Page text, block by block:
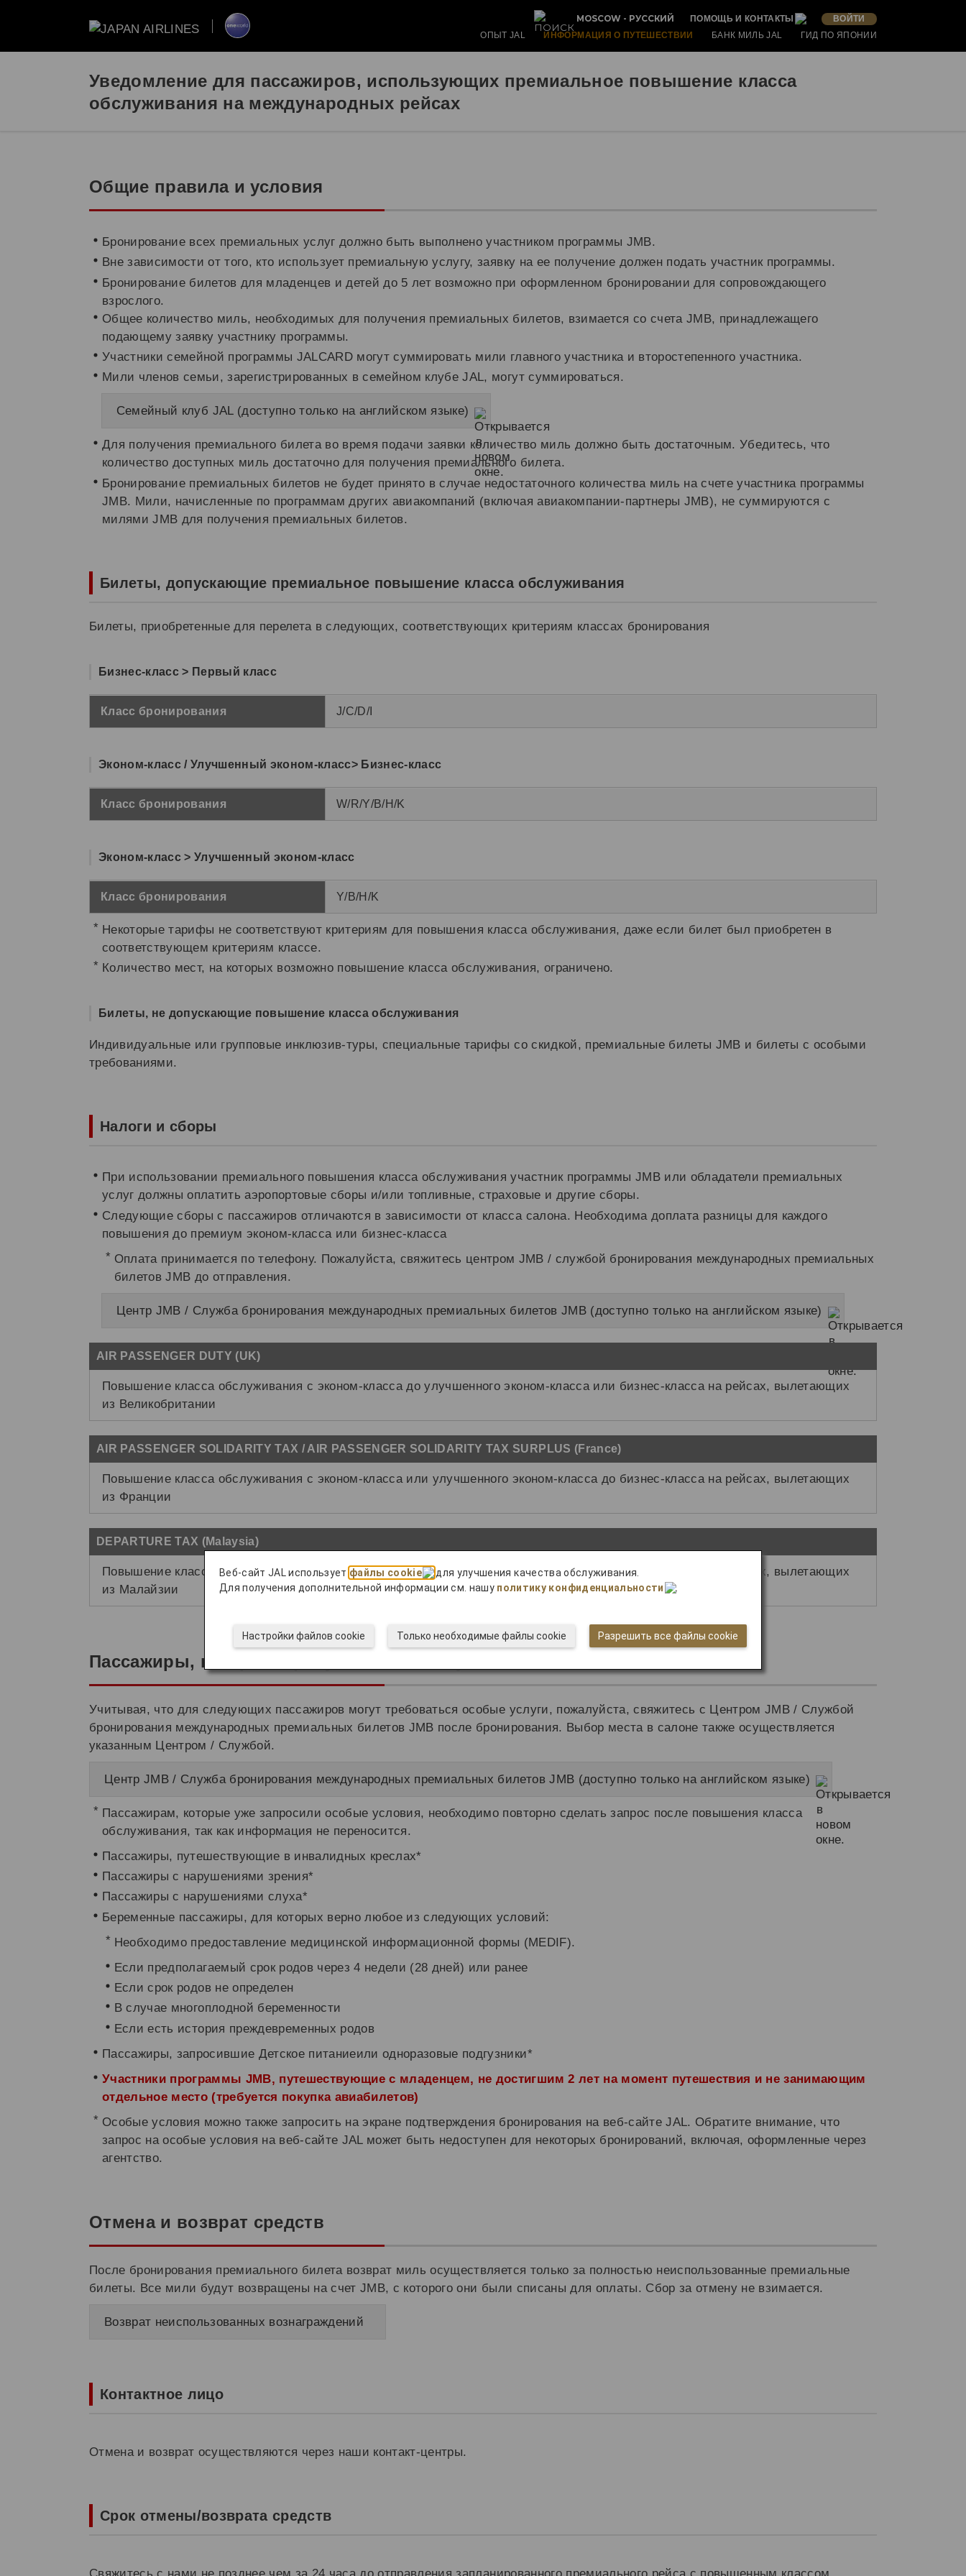
MOSCOW - РУССКИЙ ПОМОЩЬ И КОНТАКТЫ ВОЙТИ
ОПЫТ JAL ИНФОРМАЦИЯ О ПУТЕШЕСТВИИ БАНК МИЛЬ JAL ГИД ПО ЯПОНИИ
Уведомление для пассажиров, использующих премиальное повышение класса
обслуживания на международных рейсах
Общие правила и условия
Бронирование всех премиальных услуг должно быть выполнено участником программы JMB.
Вне зависимости от того, кто использует премиальную услугу, заявку на ее получение должен подать участник программы.
Бронирование билетов для младенцев и детей до 5 лет возможно при оформленном бронировании для сопровождающего
взрослого.
Общее количество миль, необходимых для получения премиальных билетов, взимается со счета JMB, принадлежащего
подающему заявку участнику программы.
Участники семейной программы JALCARD могут суммировать мили главного участника и второстепенного участника.
Мили членов семьи, зарегистрированных в семейном клубе JAL, могут суммироваться.
Семейный клуб JAL (доступно только на английском языке)
Для получения премиального билета во время подачи заявки количество миль должно быть достаточным. Убедитесь, что
количество доступных миль достаточно для получения премиального билета.
Бронирование премиальных билетов не будет принято в случае недостаточного количества миль на счете участника программы
JMB. Мили, начисленные по программам других авиакомпаний (включая авиакомпании-партнеры JMB), не суммируются с
милями JMB для получения премиальных билетов.
Билеты, допускающие премиальное повышение класса обслуживания
Билеты, приобретенные для перелета в следующих, соответствующих критериям классах бронирования
Бизнес-класс > Первый класс
Класс бронирования J/C/D/I
Эконом-класс / Улучшенный эконом-класс> Бизнес-класс
Класс бронирования W/R/Y/B/H/K
Эконом-класс > Улучшенный эконом-класс
Класс бронирования Y/B/H/K
Некоторые тарифы не соответствуют критериям для повышения класса обслуживания, даже если билет был приобретен в
соответствующем критериям классе.
Количество мест, на которых возможно повышение класса обслуживания, ограничено.
Билеты, не допускающие повышение класса обслуживания
Индивидуальные или групповые инклюзив-туры, специальные тарифы со скидкой, премиальные билеты JMB и билеты с особыми
требованиями.
Налоги и сборы
При использовании премиального повышения класса обслуживания участник программы JMB или обладатели премиальных
услуг должны оплатить аэропортовые сборы и/или топливные, страховые и другие сборы.
Следующие сборы с пассажиров отличаются в зависимости от класса салона. Необходима доплата разницы для каждого
повышения до премиум эконом-класса или бизнес-класса
Оплата принимается по телефону. Пожалуйста, свяжитесь центром JMB / службой бронирования международных премиальных
билетов JMB до отправления.
Центр JMB / Служба бронирования международных премиальных билетов JMB (доступно только на английском языке)
AIR PASSENGER DUTY (UK)
Повышение класса обслуживания с эконом-класса до улучшенного эконом-класса или бизнес-класса на рейсах, вылетающих
из Великобритании
AIR PASSENGER SOLIDARITY TAX / AIR PASSENGER SOLIDARITY TAX SURPLUS (France)
Повышение класса обслуживания с эконом-класса или улучшенного эконом-класса до бизнес-класса на рейсах, вылетающих
из Франции
DEPARTURE TAX (Malaysia)
Повышение класса обслуживания с эконом-класса или улучшенного эконом-класса до бизнес-класса на рейсах, вылетающих
из Малайзии
Пассажиры, которым требуются особые условия
Учитывая, что для следующих пассажиров могут требоваться особые услуги, пожалуйста, свяжитесь с Центром JMB / Службой
бронирования международных премиальных билетов JMB после бронирования. Выбор места в салоне также осуществляется
указанным Центром / Службой.
Центр JMB / Служба бронирования международных премиальных билетов JMB (доступно только на английском языке)
Пассажирам, которые уже запросили особые условия, необходимо повторно сделать запрос после повышения класса
обслуживания, так как информация не переносится.
Пассажиры, путешествующие в инвалидных креслах*
Пассажиры с нарушениями зрения*
Пассажиры с нарушениями слуха*
Беременные пассажиры, для которых верно любое из следующих условий:
Необходимо предоставление медицинской информационной формы (MEDIF).
Если предполагаемый срок родов через 4 недели (28 дней) или ранее
Если срок родов не определен
В случае многоплодной беременности
Если есть история преждевременных родов
Пассажиры, запросившие Детское питаниеили одноразовые подгузники*
Участники программы JMB, путешествующие с младенцем, не достигшим 2 лет на момент путешествия и не занимающим
отдельное место (требуется покупка авиабилетов)
Особые условия можно также запросить на экране подтверждения бронирования на веб-сайте JAL. Обратите внимание, что
запрос на особые условия на веб-сайте JAL может быть недоступен для некоторых бронирований, включая, оформленные через
агентство.
Отмена и возврат средств
После бронирования премиального билета возврат миль осуществляется только за полностью неиспользованные премиальные
билеты. Все мили будут возвращены на счет JMB, с которого они были списаны для оплаты. Сбор за отмену не взимается.
Возврат неиспользованных вознаграждений
Контактное лицо
Отмена и возврат осуществляются через наши контакт-центры.
Срок отмены/возврата средств
Свяжитесь с нами не позднее чем за 24 часа до отправления запланированного премиального рейса с повышенным классом
Веб-сайт JAL использует файлы cookie
для улучшения качества обслуживания.
Для получения дополнительной информации см. нашу политику конфиденциальности .
Разрешить все файлы cookie
Только необходимые файлы cookie
Настройки файлов cookie